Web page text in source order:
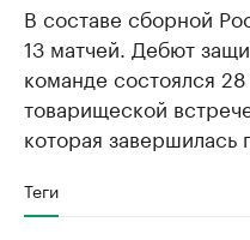
В составе сборной
13 матчей. Дебют
команде состоялся
товарищеской
которая завершилась
Теги